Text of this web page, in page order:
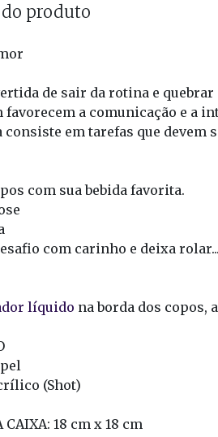
produto
de sair da rotina e
favorecem a comunicação e a
consiste em tarefas que
com sua bebida favorita.
com carinho e deixa rolar...
líquido na borda dos copos,
(Shot)
CAIXA: 18 cm x 18 cm